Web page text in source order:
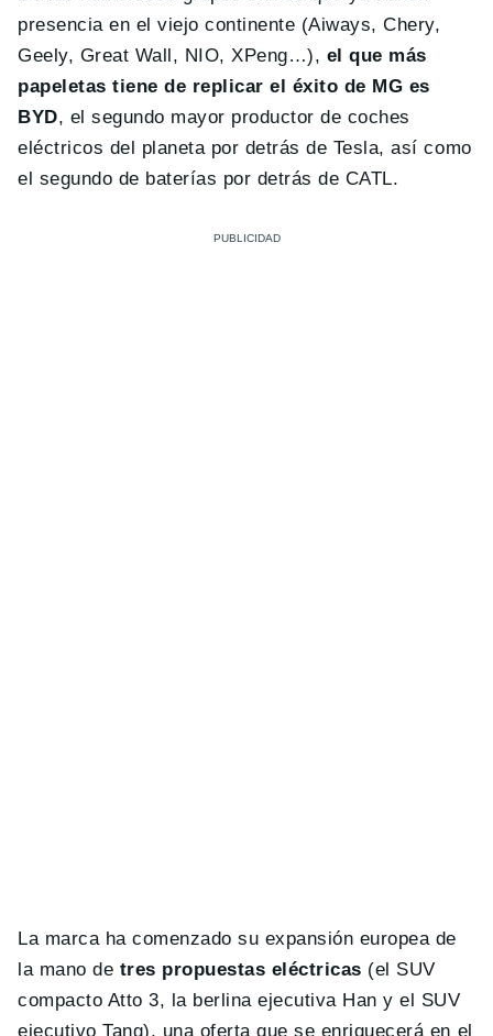
presencia en el viejo continente (Aiways, Chery,
Geely, Great Wall, NIO, XPeng…), el que más
papeletas tiene de replicar el éxito de MG es
BYD, el segundo mayor productor de coches
eléctricos del planeta por detrás de Tesla, así como
el segundo de baterías por detrás de CATL.
La marca ha comenzado su expansión europea de
la mano de tres propuestas eléctricas (el SUV
compacto Atto 3, la berlina ejecutiva Han y el SUV
ejecutivo Tang), una oferta que se enriquecerá en el